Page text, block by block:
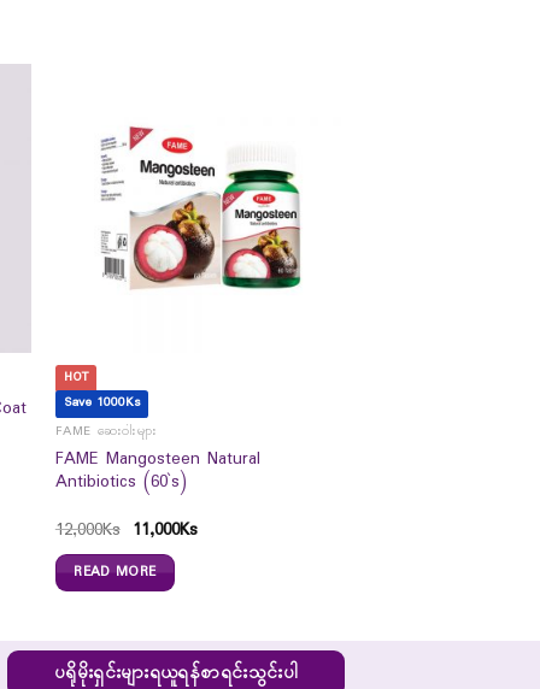
HOT
Save 1000Ks
FAME ဆေးဝါးများ
FAME Mangosteen Natural
Antibiotics (60`s)
12,000Ks 11,000Ks
READ MORE
ပရိုမိုးရှင်းများရယူရန်စာရင်းသွင်းပါ